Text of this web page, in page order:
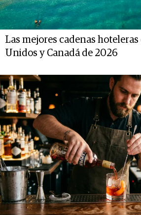
Las mejores cadenas hoteleras
Unidos y Canadá de 2026